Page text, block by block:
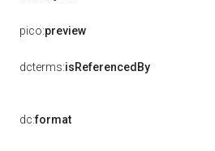
pico:preview
dcterms:isReferencedBy
dc:format